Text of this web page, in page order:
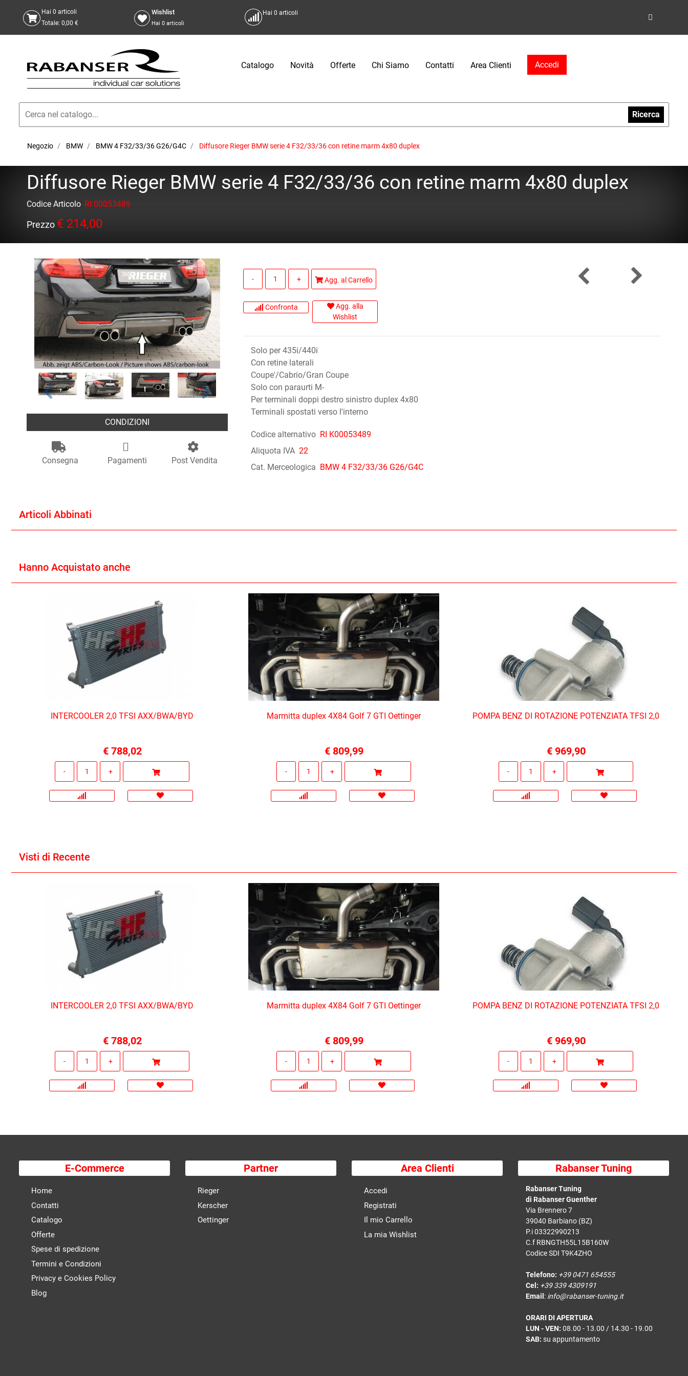
Hai 0 articoli
Totale: 0,00 €
Wishlist
Hai 0 articoli
Hai0 articoli
Catalogo Novità Offerte Chi Siamo Contatti Area Clienti Accedi
Ricerca
Negozio BMW BMW 4 F32/33/36 G26/G4C Diffusore Rieger BMW serie 4 F32/33/36 con retine marm 4x80 duplex
Diffusore Rieger BMW serie 4 F32/33/36 con retine marm 4x80 duplex
Codice Articolo RI 00053489
Prezzo € 214,00
CONDIZIONI
Consegna Pagamenti Post Vendita
Quantità
Agg. al Carrello
Confronta
Agg. alla
Wishlist
Solo per 435i/440i
Con retine laterali
Coupe'/Cabrio/Gran Coupe
Solo con paraurti M-
Per terminali doppi destro sinistro duplex 4x80
Terminali spostati verso l'interno
Codice alternativo RI K00053489
Aliquota IVA 22
Cat. Merceologica BMW 4 F32/33/36 G26/G4C
Articoli Abbinati
Hanno Acquistato anche
INTERCOOLER 2,0 TFSI AXX/BWA/BYD
€ 788,02
Marmitta duplex 4X84 Golf 7 GTI Oettinger
€ 809,99
POMPA BENZ DI ROTAZIONE POTENZIATA TFSI 2,0
€ 969,90
Visti di Recente
INTERCOOLER 2,0 TFSI AXX/BWA/BYD
€ 788,02
Marmitta duplex 4X84 Golf 7 GTI Oettinger
€ 809,99
POMPA BENZ DI ROTAZIONE POTENZIATA TFSI 2,0
€ 969,90
E-Commerce
Home
Contatti
Catalogo
Offerte
Spese di spedizione
Termini e Condizioni
Privacy e Cookies Policy
Blog
Partner
Rieger
Kerscher
Oettinger
Area Clienti
Accedi
Registrati
Il mio Carrello
La mia Wishlist
Rabanser Tuning
Rabanser Tuning
di Rabanser Guenther
Via Brennero 7
39040 Barbiano (BZ)
P.i 03322990213
C.f RBNGTH55L15B160W
Codice SDI T9K4ZHO
Telefono: +39 0471 654555
Cel: +39 339 4309191
Email : info@rabanser-tuning.it
ORARI DI APERTURA
LUN - VEN: 08.00 - 13.00 / 14.30 - 19.00
SAB: su appuntamento